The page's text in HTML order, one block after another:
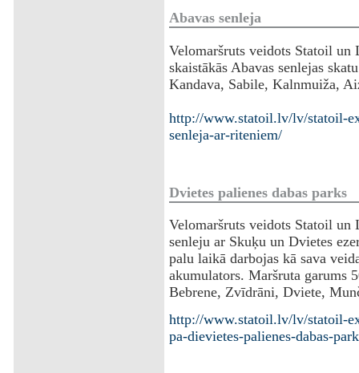
Abavas senleja
Velomaršruts veidots Statoil un
skaistākās Abavas senlejas
Kandava, Sabile, Kalnmuiža,
http://www.statoil.lv/lv/statoil-
senleja-ar-riteniem/
Dvietes palienes dabas parks
Velomaršruts veidots Statoil un
senleju ar Skuķu un Dvietes
palu laikā darbojas kā sava
akumulators. Maršruta garums
Bebrene, Zvīdrāni, Dviete,
http://www.statoil.lv/lv/statoil-
pa-dievietes-palienes-dabas-